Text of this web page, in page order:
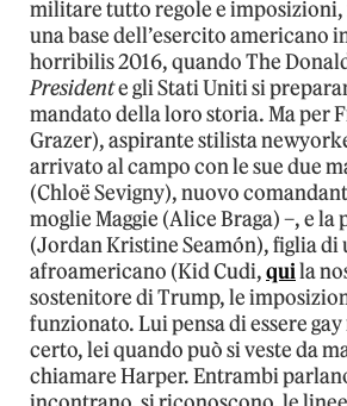
militare tutto regole e
una base dell’esercito americano
horribilis 2016, quando The
Presidente gli Stati Uniti si
mandato della loro storia. Ma per
Grazer), aspirante stilista
arrivato al campo con le sue due
(Chloë Sevigny), nuovo
moglie Maggie (Alice Braga) –, e
(Jordan Kristine Seamón), figlia di
afroamericano (Kid Cudi,quila
sostenitore di Trump, le
funzionato. Lui pensa di essere gay
certo, lei quando può si veste da
chiamare Harper. Entrambi